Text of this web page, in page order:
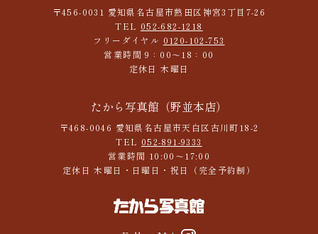
〒456-0031 愛知県名古屋市熱田区神宮3丁目7-26
TEL 052-682-1218
フリーダイヤル 0120-102-753
営業時間 9：00～18：00
定休日 木曜日
たから写真館（野並本店）
〒468-0046 愛知県名古屋市天白区古川町18-2
TEL 052-891-9333
営業時間 10:00～17:00
定休日 木曜日・日曜日・祝日（完全予約制）